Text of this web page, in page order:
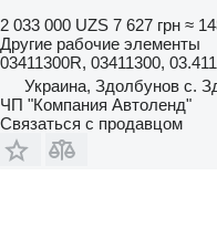
2 033 000 UZS 7 627 грн ≈
Другие рабочие элементы
03411300R, 03411300,
Украина, Здолбунов с.
ЧП "Компания Автоленд"
Связаться с продавцом